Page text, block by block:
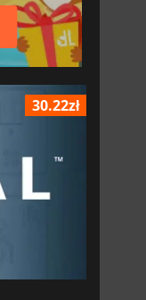
30.22zł